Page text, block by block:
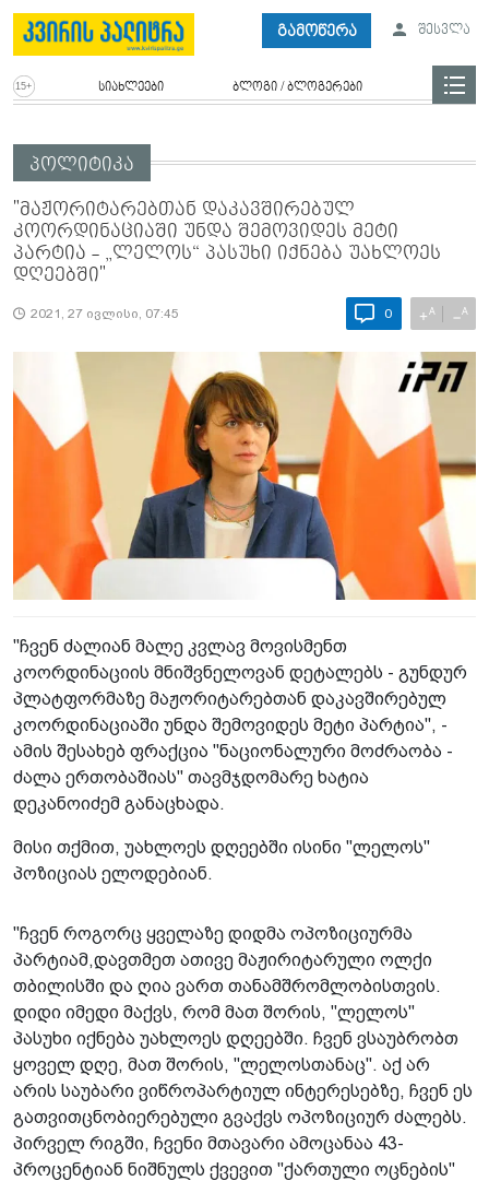
გამოწერა შესვლა
სიახლეები ბლოგი / ბლოგერები
პოლიტიკა
"მაჟორიტარებთან დაკავშირებულ
კოორდინაციაში უნდა შემოვიდეს მეტი
პარტია - „ლელოს“ პასუხი იქნება უახლოეს
დღეებში"
2021, 27 ივლისი, 07:45 0 +A −A
"ჩვენ ძალიან მალე კვლავ მოვისმენთ
კოორდინაციის მნიშვნელოვან დეტალებს - გუნდურ
პლატფორმაზე მაჟორიტარებთან დაკავშირებულ
კოორდინაციაში უნდა შემოვიდეს მეტი პარტია", -
ამის შესახებ ფრაქცია "ნაციონალური მოძრაობა -
ძალა ერთობაშიას" თავმჯდომარე ხატია
დეკანოიძემ განაცხადა.
მისი თქმით, უახლოეს დღეებში ისინი "ლელოს"
პოზიციას ელოდებიან.
"ჩვენ როგორც ყველაზე დიდმა ოპოზიციურმა
პარტიამ,დავთმეთ ათივე მაჟირიტარული ოლქი
თბილისში და ღია ვართ თანამშრომლობისთვის.
დიდი იმედი მაქვს, რომ მათ შორის, "ლელოს"
პასუხი იქნება უახლოეს დღეებში. ჩვენ ვსაუბრობთ
ყოველ დღე, მათ შორის, "ლელოსთანაც". აქ არ
არის საუბარი ვიწროპარტიულ ინტერესებზე, ჩვენ ეს
გათვითცნობიერებული გვაქვს ოპოზიციურ ძალებს.
პირველ რიგში, ჩვენი მთავარი ამოცანაა 43-
პროცენტიან ნიშნულს ქვევით "ქართული ოცნების"